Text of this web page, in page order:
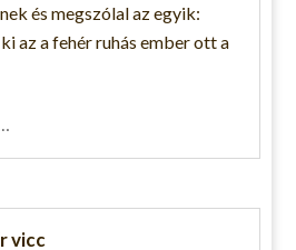
és megszólal az egyik:
az a fehér ruhás ember ott a
vicc